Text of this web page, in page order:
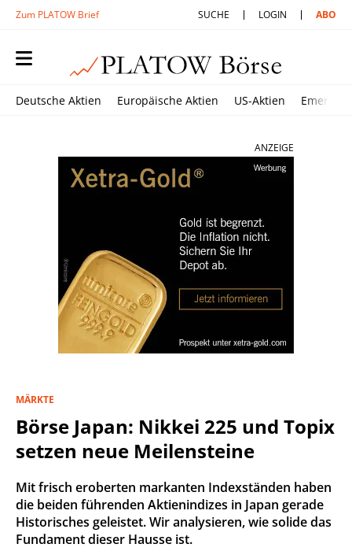
Zum PLATOW Brief SUCHE LOGIN ABO
Deutsche Aktien Europäische Aktien US-Aktien
ANZEIGE
MÄRKTE
Börse Japan: Nikkei 225 und Topix
setzen neue Meilensteine
Mit frisch eroberten markanten Indexständen haben
die beiden führenden Aktienindizes in Japan gerade
Historisches geleistet. Wir analysieren, wie solide das
Fundament dieser Hausse ist.